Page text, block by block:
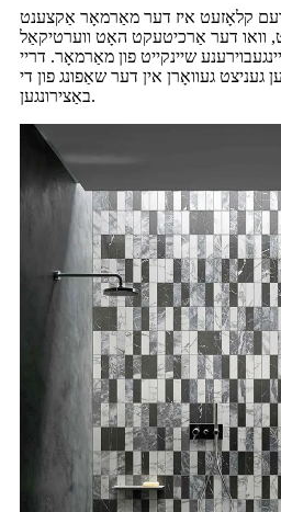
קלאָזעט איז דער מאַרמאָר אַקצענט
וואו דער אַרכיטעקט האָט ווערטיקאַל
שיינקייט פון מאַרמאָר. דריי
געוואָרן אין דער שאַפונג פון די
באַצירונגען.